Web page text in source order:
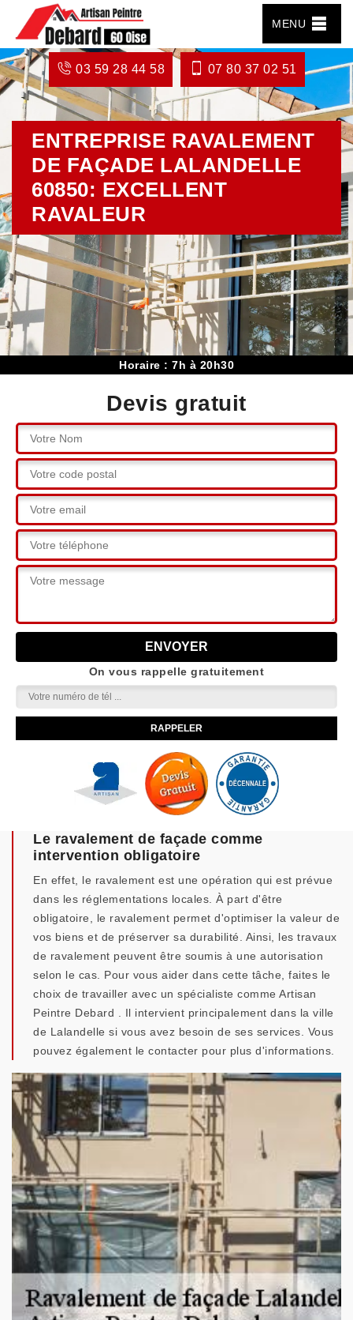
MENU
03 59 28 44 58 07 80 37 02 51
ENTREPRISE RAVALEMENT
DE FAÇADE LALANDELLE
60850: EXCELLENT
RAVALEUR
Horaire : 7h à 20h30
Devis gratuit
On vous rappelle gratuitement
Le ravalement de façade comme
intervention obligatoire
En effet, le ravalement est une opération qui est prévue
dans les réglementations locales. À part d'être
obligatoire, le ravalement permet d'optimiser la valeur de
vos biens et de préserver sa durabilité. Ainsi, les travaux
de ravalement peuvent être soumis à une autorisation
selon le cas. Pour vous aider dans cette tâche, faites le
choix de travailler avec un spécialiste comme Artisan
Peintre Debard . Il intervient principalement dans la ville
de Lalandelle si vous avez besoin de ses services. Vous
pouvez également le contacter pour plus d'informations.